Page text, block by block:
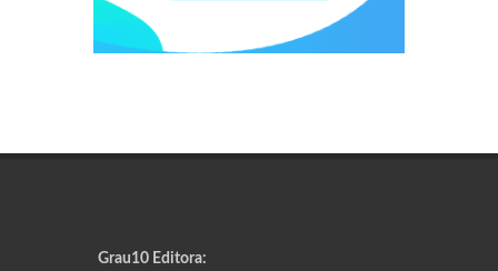
Grau10 Editora: